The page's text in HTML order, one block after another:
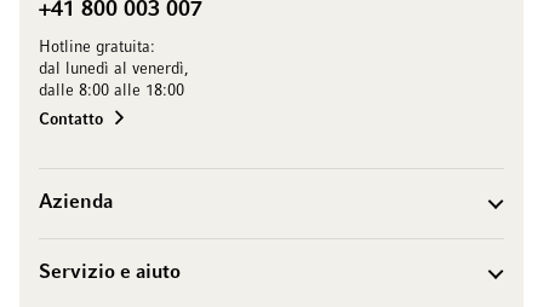
+41 800 003 007
Hotline gratuita:
dal lunedì al venerdì,
dalle 8:00 alle 18:00
Contatto
Azienda
Servizio e aiuto